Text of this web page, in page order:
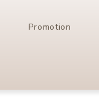
Promotion